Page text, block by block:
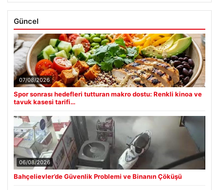
Güncel
07/08/2026
Spor sonrası hedefleri tutturan makro dostu: Renkli kinoa ve
tavuk kasesi tarifi…
06/08/2026
Bahçelievler’de Güvenlik Problemi ve Binanın Çöküşü